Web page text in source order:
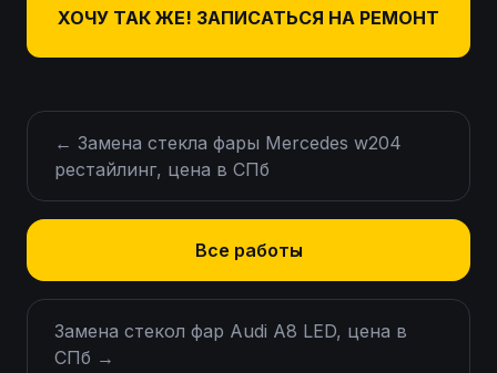
ХОЧУ ТАК ЖЕ! ЗАПИСАТЬСЯ НА РЕМОНТ
← Замена стекла фары Mercedes w204
рестайлинг, цена в СПб
Все работы
Замена стекол фар Audi A8 LED, цена в
СПб →